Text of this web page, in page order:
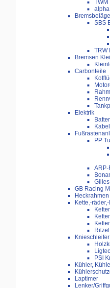
TWM
Bremsbeläge
SBS
TRW
Bremsen
Carbonteile
Elektrik
PP
ARP-
Gilles
GB Racing
Heckrahmen
Kette,-
Ritzel
Knieschleifer
PSI
Kühler,
Laptimer
Lenker/